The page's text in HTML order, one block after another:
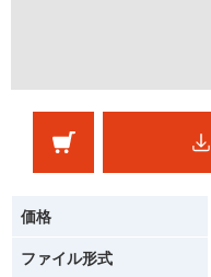
価格
ファイル形式